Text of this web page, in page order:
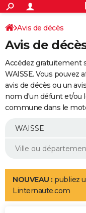
ACTUALITÉS
Politique
Société
Faits Divers
Education
Monde
Villes
+
SPORT
Coupe du monde 2026
Football
Tennis
Cyclisme
Rugby
Forum
Programme TV
TNT
Streaming
Cinéma
Sorties cinéma
Musique
+
FINANCE
Retraite
Epargne
Immobilier
Risques naturels par ville
Banque
Assurance
AUTO
Essais
Réserver un essai
Citadines
Berlines
SUV
Forum auto
+
Mobiles
Meilleur smartphone
Internet
Ordinateurs
Jeux vidéo
Guide high-tech
Aménagement intérieur
LIFESTYLE
Art de vivre
Bien-être
Loisirs
Mode
Modes de vie
Avis de décès
Avis de
Accédez gratuitement
WAISSE. Vous pouvez
avis de décès ou un
nom d'un défunt et/ou
commune dans le
NOUVEAU : publiez
Linternaute.com